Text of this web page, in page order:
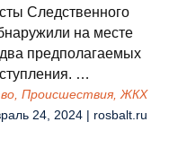
Следственного
на месте
предполагаемых
…
Происшествия, ЖКХ
24, 2024 | rosbalt.ru